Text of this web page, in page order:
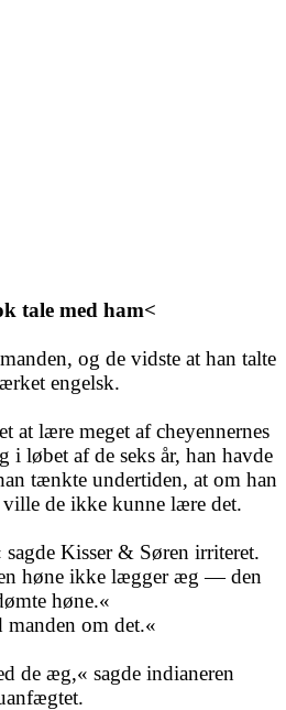
tale med ham<
og de vidste at han talte
engelsk.
at lære meget af cheyennernes
i løbet af de seks år, han havde
tænkte undertiden, at om han
ville de ikke kunne lære det.
Kisser & Søren irriteret.
høne ikke lægger æg — den
høne.«
manden om det.«
de æg,« sagde indianeren